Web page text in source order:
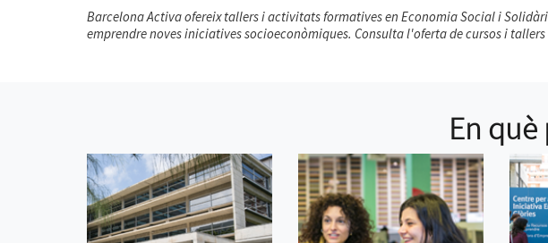
Barcelona Activa ofereix tallers i activitats formatives en Economia Social i
emprendre noves iniciatives socioeconòmiques. Consulta l'oferta de cursos i
En